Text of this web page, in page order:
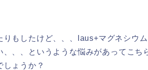
りもしたけど、、、laus+マグネシウ
、、、というような悩みがあってこち
しょうか？